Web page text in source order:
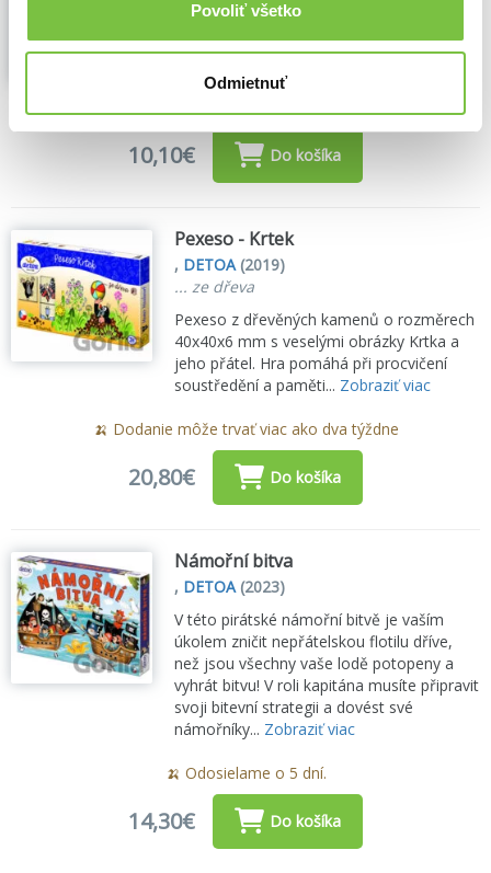
Povoliť všetko
Odmietnuť
Nová zábavná hra pro děti, na zbůsob
oblíbeného Člověče, nezlob se...Zobraziť
10,10€ Do košíka
Pexeso - Krtek
, DETOA (2019)
... ze dřeva
Pexeso z dřevěných kamenů o rozměrech
40x40x6 mm s veselými obrázky Krtka a
jeho přátel. Hra pomáhá při procvičení
soustředění a paměti... Zobraziť viac
🍌 Dodanie môže trvať viac ako dva týždne
20,80€ Do košíka
Námořní bitva
, DETOA (2023)
V této pirátské námořní bitvě je vaším
úkolem zničit nepřátelskou flotilu dříve,
než jsou všechny vaše lodě potopeny a
vyhrát bitvu! V roli kapitána musíte připravit
svoji bitevní strategii a dovést své
námořníky... Zobraziť viac
🍌 Odosielame o 5 dní.
14,30€ Do košíka